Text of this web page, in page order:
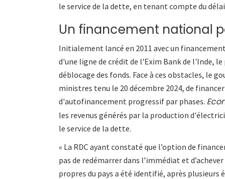
le service de la dette, en tenant compte du
Un financement national
Initialement lancé en 2011 avec un
d'une ligne de crédit de l'Exim Bank de l'Inde,
déblocage des fonds. Face à ces obstacles, le
ministres tenu le 20 décembre 2024, de
d'autofinancement progressif par phases.
les revenus générés par la production
le service de la dette.
« La RDC ayant constaté que l’option de
pas de redémarrer dans l’immédiat et
propres du pays a été identifié, après plusieurs